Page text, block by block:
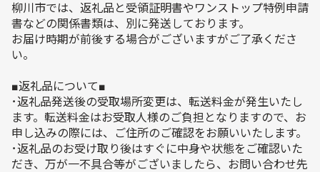
柳川市では、返礼品と受領証明書やワンストップ特例申請
書などの関係書類は、別に発送しております。
お届け時期が前後する場合がございますがご了承くださ
い。
■返礼品について■
･返礼品発送後の受取場所変更は、転送料金が発生いたし
ます。転送料金はお受取人様のご負担となりますので、お
申し込みの際には、ご住所のご確認をお願いいたします。
･返礼品のお受け取り後はすぐに中身や状態をご確認いた
だき、万が一不具合等がございましたら、お問い合わせ先